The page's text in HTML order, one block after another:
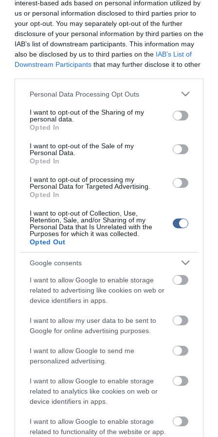
interest-based ads based on personal information utilized by
us or personal information disclosed to third parties prior to
your opt-out. You may separately opt-out of the further
disclosure of your personal information by third parties on the
IAB’s list of downstream participants. This information may
also be disclosed by us to third parties on the IAB’s List of
Downstream Participants that may further disclose it to other
Please note that this website/app uses one or more Google
not limited to your visit or usage behaviour. You may click to
grant or deny consent to Google and its third-party tags to
use your data for below specified purposes in below Google
consent section.
Personal Data Processing Opt Outs
I want to opt-out of the Sharing of my
personal data.
Opted In
I want to opt-out of the Sale of my
Personal Data.
Opted In
I want to opt-out of processing my
Personal Data for Targeted Advertising.
Opted In
I want to opt-out of Collection, Use,
Retention, Sale, and/or Sharing of my
Personal Data that Is Unrelated with the
Purposes for which it was collected.
Opted Out
Google consents
I want to allow Google to enable storage
related to advertising like cookies on web or
device identifiers in apps.
I want to allow my user data to be sent to
Google for online advertising purposes.
I want to allow Google to send me
personalized advertising.
I want to allow Google to enable storage
related to analytics like cookies on web or
device identifiers in apps.
I want to allow Google to enable storage
related to functionality of the website or app.
vonatkozó közterület-használati engedély.
A szervezők eddigi bejelentése szerint az idei Sziget fesztiválon
koncertet ad mások mellett a Blur, a Die Ärzte, a Seeed, Azealia
Banks, Nicky Romero, a Parov Stelar Band és a Hadouken is.
Elfogadták a költségvetés főszámait
Vizsgálja a főváros a Veres Pálné Gimnázium ingatlanjának
helyzetét
Tarlós megállapodhat az adósság konszolidációjáról
tükrözik. A szerkesztőség mindössze a hírek publikációjával foglalkozik, a
kommenteket nem tudja befolyásolni - azok az olvasók személyes véleményét
tartalmazzák.
Kérjük, kulturáltan, mások személyiségi jogainak és jó hírnevének tiszteletben
ma.hu legfrissebb hírei:
Nagy erőkkel keresik a szomjazó gólyát megmentő
Magyar Péter: átfogó energiafejlesztési tervet fogadott el a
kormány
Kenyában bezzeg minden zöldebb
Második világháborús német katonai motorkerékpár
bukkant elő a Dunából
az államfőválasztás